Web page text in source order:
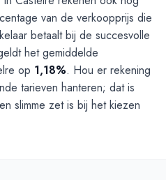
van de verkoopprijs die
betaalt bij de succesvolle
het gemiddelde
op 1,18%. Hou er rekening
tarieven hanteren; dat is
slimme zet is bij het kiezen